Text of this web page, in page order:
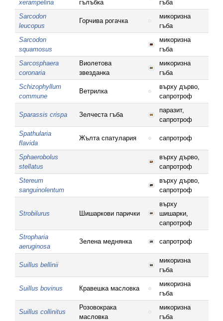
xerampelina
гълъбка
гъба
Sarcodon
leucopus
Горчива рогачка
микоризна
гъба
Sarcodon
squamosus
микоризна
гъба
Sarcosphaera
coronaria
Виолетова
звезданка
микоризна
гъба
Schizophyllum
commune
Ветрилка
върху дърво,
сапротроф
Sparassis crispa Зелчеста гъба
паразит,
сапротроф
Spathularia
flavida
Жълта спатулария сапротроф
Sphaerobolus
stellatus
върху дърво,
сапротроф
Stereum
sanguinolentum
върху дърво,
сапротроф
Strobilurus Шишаркови парички
върху
шишарки,
сапротроф
Stropharia
aeruginosa
Зелена меднянка сапротроф
Suillus bellinii
микоризна
гъба
Suillus bovinus Кравешка масловка
микоризна
гъба
Suillus collinitus
Розовокрака
масловка
микоризна
гъба